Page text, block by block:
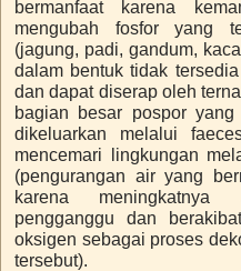
bermanfaat karena
mengubah fosfor yang
(jagung, padi, gandum,
dalam bentuk tidak
dan dapat diserap oleh
bagian besar pospor
dikeluarkan melalui
mencemari lingkungan
(pengurangan air yang
karena
pengganggu dan
oksigen sebagai proses
tersebut).